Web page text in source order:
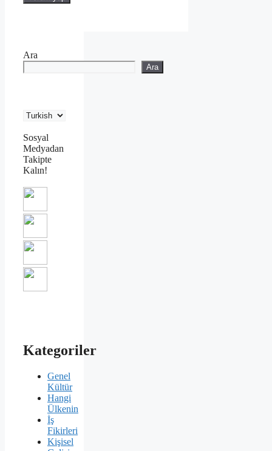
Ara
Ara
Sosyal
Medyadan
Takipte
Kalın!
Kategoriler
Genel
Kültür
Hangi
Ülkenin
İş
Fikirleri
Kişisel